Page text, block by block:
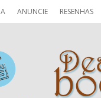
ANUNCIE RESENHAS